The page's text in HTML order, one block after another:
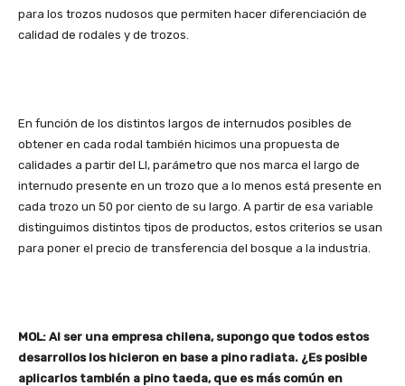
para los trozos nudosos que permiten hacer diferenciación de
calidad de rodales y de trozos.
En función de los distintos largos de internudos posibles de
obtener en cada rodal también hicimos una propuesta de
calidades a partir del LI, parámetro que nos marca el largo de
internudo presente en un trozo que a lo menos está presente en
cada trozo un 50 por ciento de su largo. A partir de esa variable
distinguimos distintos tipos de productos, estos criterios se usan
para poner el precio de transferencia del bosque a la industria.
MOL: Al ser una empresa chilena, supongo que todos estos
desarrollos los hicieron en base a pino radiata. ¿Es posible
aplicarlos también a pino taeda, que es más común en